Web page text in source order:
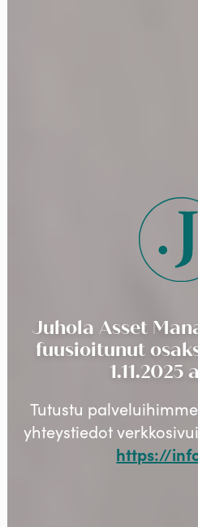
Juhola Asset
fuusioitunut
1.11.2025
Tutustu
yhteystiedot
https://